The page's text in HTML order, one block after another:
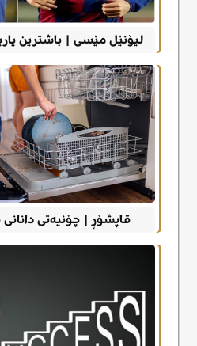
لیۆنێل مێسی | باشترین
قاپشۆڕ | چۆنیەتی